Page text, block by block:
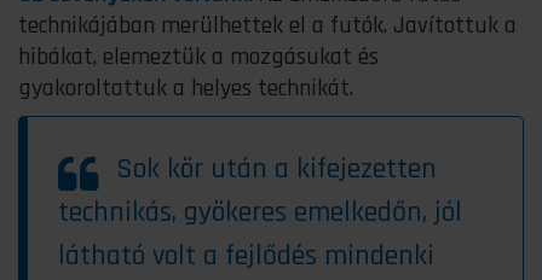
technikájában merülhettek el a futók. Javítottuk a
hibákat, elemeztük a mozgásukat és
gyakoroltattuk a helyes technikát.
Sok kör után a kifejezetten
technikás, gyökeres emelkedőn, jól
látható volt a fejlődés mindenki